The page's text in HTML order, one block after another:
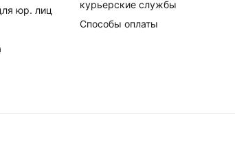
юр. лиц
курьерские службы
Способы оплаты